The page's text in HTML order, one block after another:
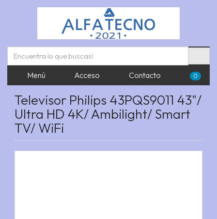
Menú Acceso Contacto 0
Televisor Philips 43PQS9011 43"/
Ultra HD 4K/ Ambilight/ Smart
TV/ WiFi